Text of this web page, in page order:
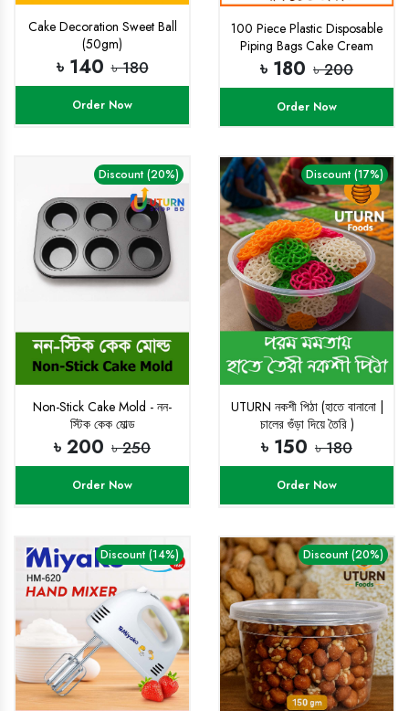
Cake Decoration Sweet Ball
(50gm)
৳ 140 ৳ 180
Order Now
100 Piece Plastic Disposable
Piping Bags Cake Cream
Decorating
৳ 180 ৳ 200
Order Now
Discount (20%)
Non-Stick Cake Mold - নন-
স্টিক কেক মোল্ড
৳ 200 ৳ 250
Order Now
Discount (17%)
UTURN নকশী পিঠা (হাতে বানানো |
চালের গুঁড়া দিয়ে তৈরি )
৳ 150 ৳ 180
Order Now
Discount (14%) Discount (20%)